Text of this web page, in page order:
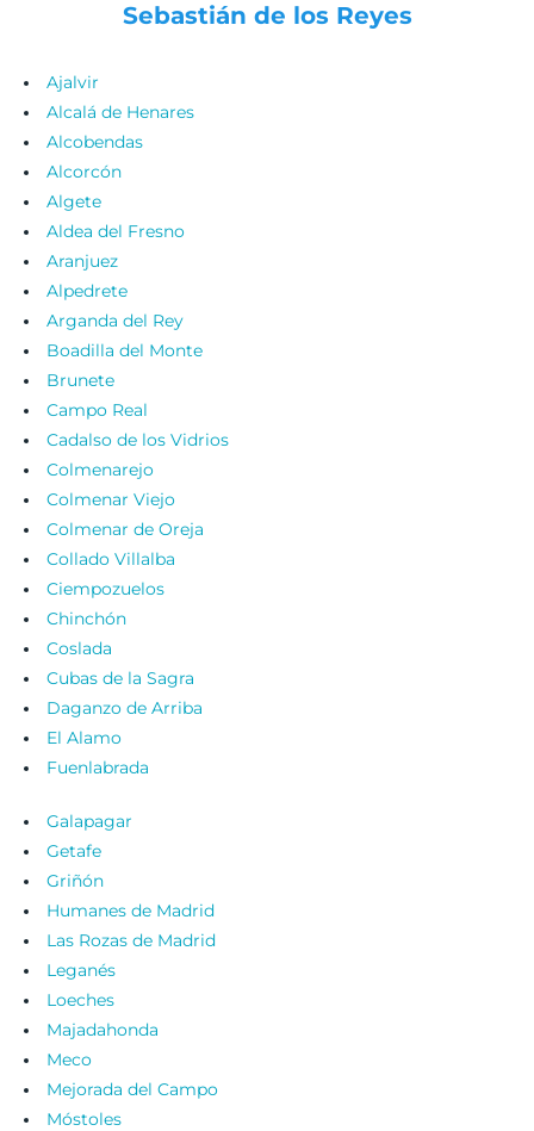
Sebastián de los Reyes
Ajalvir
Alcalá de Henares
Alcobendas
Alcorcón
Algete
Aldea del Fresno
Aranjuez
Alpedrete
Arganda del Rey
Boadilla del Monte
Brunete
Campo Real
Cadalso de los Vidrios
Colmenarejo
Colmenar Viejo
Colmenar de Oreja
Collado Villalba
Ciempozuelos
Chinchón
Coslada
Cubas de la Sagra
Daganzo de Arriba
El Alamo
Fuenlabrada
Galapagar
Getafe
Griñón
Humanes de Madrid
Las Rozas de Madrid
Leganés
Loeches
Majadahonda
Meco
Mejorada del Campo
Móstoles